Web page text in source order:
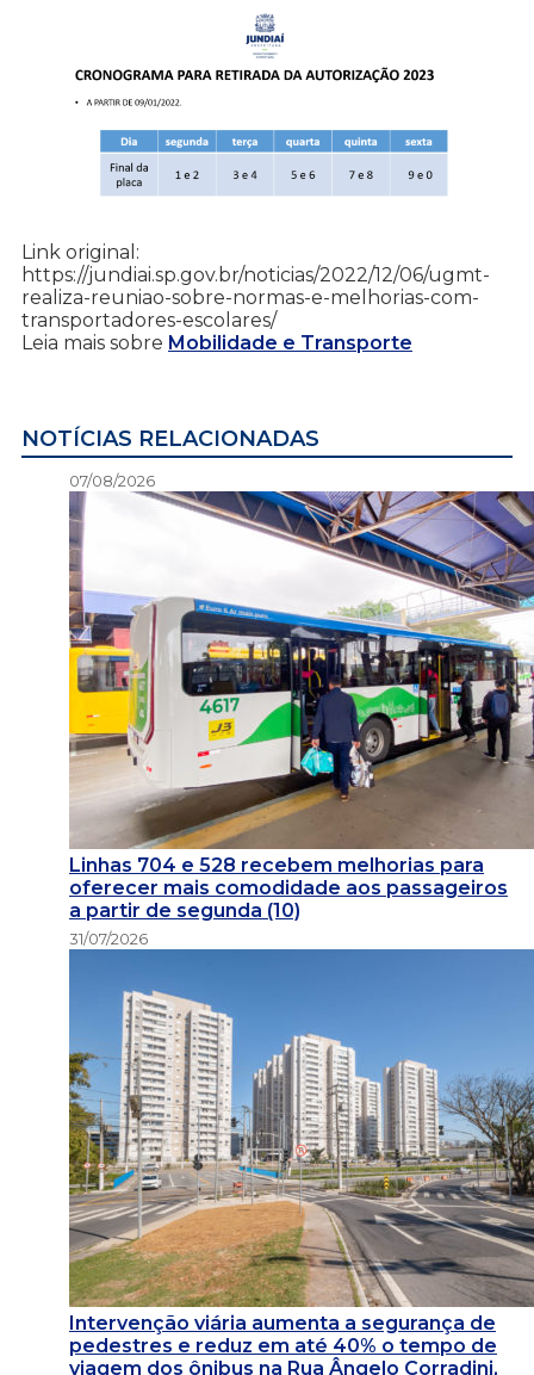
Link original:
https://jundiai.sp.gov.br/noticias/2022/12/06/ugmt-
realiza-reuniao-sobre-normas-e-melhorias-com-
transportadores-escolares/
Leia mais sobre Mobilidade e Transporte
NOTÍCIAS RELACIONADAS
07/08/2026
Linhas 704 e 528 recebem melhorias para
oferecer mais comodidade aos passageiros
a partir de segunda (10)
31/07/2026
Intervenção viária aumenta a segurança de
pedestres e reduz em até 40% o tempo de
viagem dos ônibus na Rua Ângelo Corradini,